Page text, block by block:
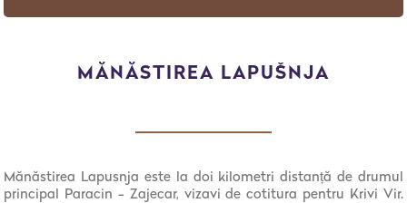
MĂNĂSTIREA LAPUŠNJA
Mănăstirea Lapusnja este la doi kilometri distanță de drumul
principal Paracin - Zajecar, vizavi de cotitura pentru Krivi Vir.